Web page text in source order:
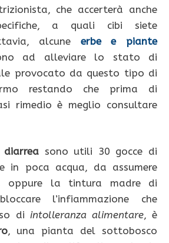
che accerterà anche
a quali cibi siete
alcune erbe e
piante
ad alleviare lo stato di
provocato da questo tipo di
restando che prima di
rimedio è meglio consultare
diarreasono utili 30 gocce di
in poca acqua, da assumere
oppure la tintura madre di
l’infiammazione che
di intolleranza alimentare, è
, una pianta del sottobosco